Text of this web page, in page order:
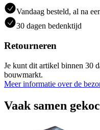
Vandaag besteld, al na
30 dagen bedenktijd
Retourneren
Je kunt dit artikel binnen 30
bouwmarkt.
Meer informatie over de
Vaak samen